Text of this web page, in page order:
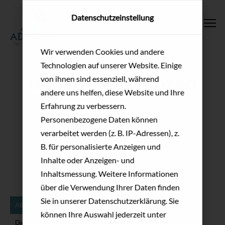
Unsere Referenzen
Entdecken Sie eine Auswahl unserer Referenzen –
Alle Alfeld-Pickupback Bubbenreuth Deining
Dietershofen
Datenschutzeinstellung
Wir verwenden Cookies und andere
Technologien auf unserer Website. Einige
von ihnen sind essenziell, während
andere uns helfen, diese Website und Ihre
Erfahrung zu verbessern.
Personenbezogene Daten können
verarbeitet werden (z. B. IP-Adressen), z.
B. für personalisierte Anzeigen und
Inhalte oder Anzeigen- und
Inhaltsmessung. Weitere Informationen
über die Verwendung Ihrer Daten finden
Sie in unserer Datenschutzerklärung. Sie
können Ihre Auswahl jederzeit unter